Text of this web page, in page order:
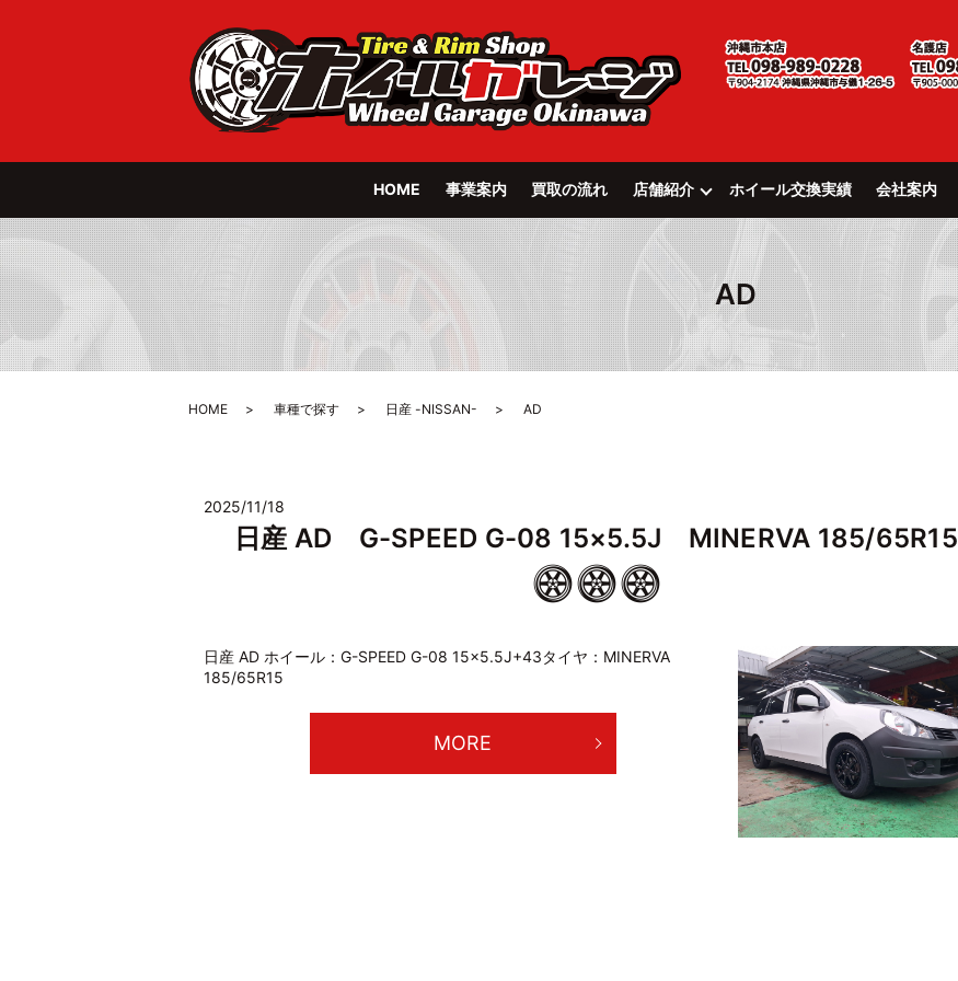
HOME 事業案内 買取の流れ 店舗紹介 ホイール交換実績 会社案内
AD
HOME 車種で探す 日産 -NISSAN- AD
2025/11/18
日産 AD G-SPEED G-08 15×5.5J MINERVA 185/65R15
日産 AD ホイール：G-SPEED G-08 15×5.5J+43タイヤ：MINERVA
185/65R15
MORE